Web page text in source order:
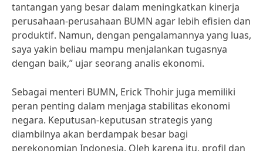
tantangan yang besar dalam meningkatkan kinerja
perusahaan-perusahaan BUMN agar lebih efisien dan
produktif. Namun, dengan pengalamannya yang luas,
saya yakin beliau mampu menjalankan tugasnya
dengan baik,” ujar seorang analis ekonomi.
Sebagai menteri BUMN, Erick Thohir juga memiliki
peran penting dalam menjaga stabilitas ekonomi
negara. Keputusan-keputusan strategis yang
diambilnya akan berdampak besar bagi
perekonomian Indonesia. Oleh karena itu, profil dan